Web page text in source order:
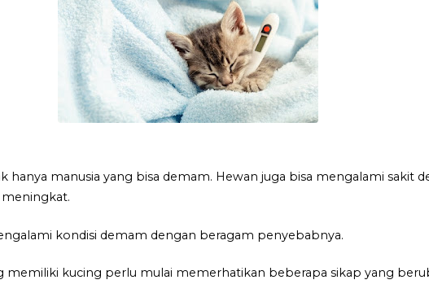
hanya manusia yang bisa demam. Hewan juga bisa mengalami sakit
kondisi demam dengan beragam penyebabnya.
memiliki kucing perlu mulai memerhatikan beberapa sikap yang